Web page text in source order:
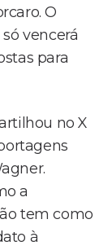
O
vencerá
para
no X
a
tem como
à